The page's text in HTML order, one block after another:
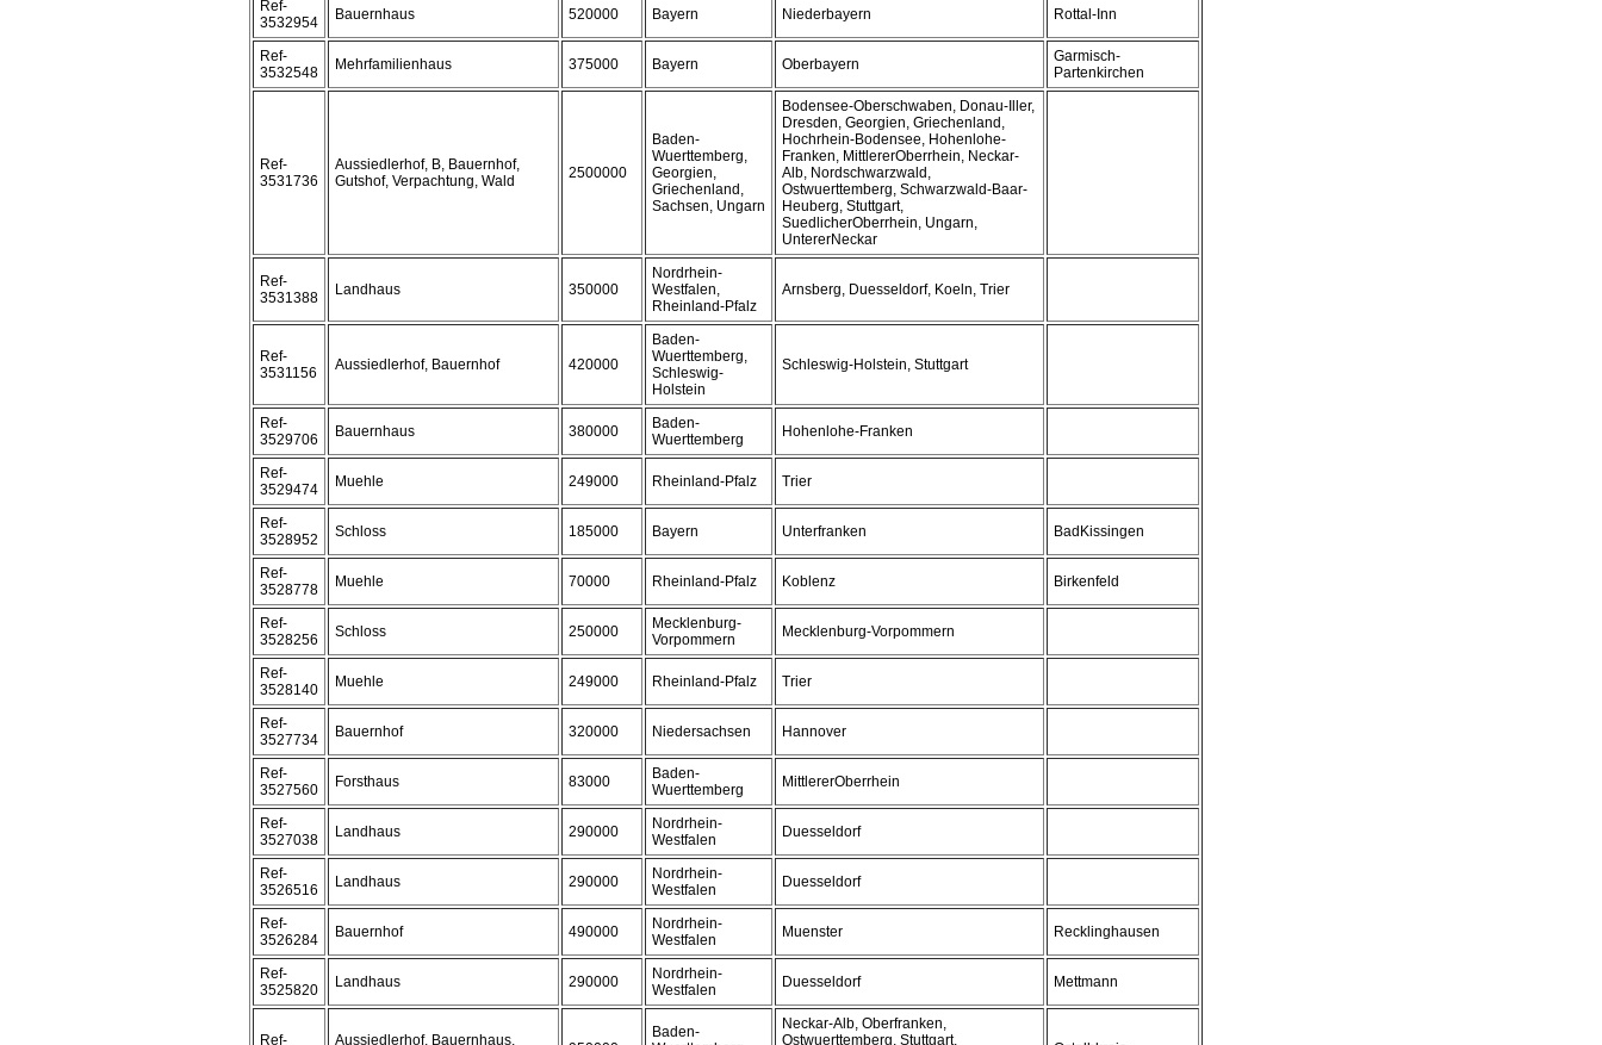
Ref-
3532954
Bauernhaus 520000 Bayern Niederbayern Rottal-Inn
Ref-
3532548
Mehrfamilienhaus 375000 Bayern Oberbayern
Garmisch-
Partenkirchen
Ref-
3531736
Aussiedlerhof, B, Bauernhof,
Gutshof, Verpachtung, Wald
2500000
Baden-
Wuerttemberg,
Georgien,
Griechenland,
Sachsen, Ungarn
Bodensee-Oberschwaben, Donau-Iller,
Dresden, Georgien, Griechenland,
Hochrhein-Bodensee, Hohenlohe-
Franken, MittlererOberrhein, Neckar-
Alb, Nordschwarzwald,
Ostwuerttemberg, Schwarzwald-Baar-
Heuberg, Stuttgart,
SuedlicherOberrhein, Ungarn,
UntererNeckar
Ref-
3531388
Landhaus 350000
Nordrhein-
Westfalen,
Rheinland-Pfalz
Arnsberg, Duesseldorf, Koeln, Trier
Ref-
3531156
Aussiedlerhof, Bauernhof 420000
Baden-
Wuerttemberg,
Schleswig-
Holstein
Schleswig-Holstein, Stuttgart
Ref-
3529706
Bauernhaus 380000
Baden-
Wuerttemberg
Hohenlohe-Franken
Ref-
3529474
Muehle 249000 Rheinland-Pfalz Trier
Ref-
3528952
Schloss 185000 Bayern Unterfranken BadKissingen
Ref-
3528778
Muehle 70000 Rheinland-Pfalz Koblenz Birkenfeld
Ref-
3528256
Schloss 250000
Mecklenburg-
Vorpommern
Mecklenburg-Vorpommern
Ref-
3528140
Muehle 249000 Rheinland-Pfalz Trier
Ref-
3527734
Bauernhof 320000 Niedersachsen Hannover
Ref-
3527560
Forsthaus 83000
Baden-
Wuerttemberg
MittlererOberrhein
Ref-
3527038
Landhaus 290000
Nordrhein-
Westfalen
Duesseldorf
Ref-
3526516
Landhaus 290000
Nordrhein-
Westfalen
Duesseldorf
Ref-
3526284
Bauernhof 490000
Nordrhein-
Westfalen
Muenster Recklinghausen
Ref-
3525820
Landhaus 290000
Nordrhein-
Westfalen
Duesseldorf Mettmann
Ref-
Aussiedlerhof, Bauernhaus,
Baden-
Neckar-Alb, Oberfranken,
Ostwuerttemberg, Stuttgart,